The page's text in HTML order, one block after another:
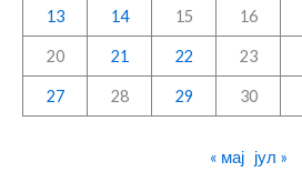
13 14 15 16
20 21 22 23
27 28 29 30
« мај јул »